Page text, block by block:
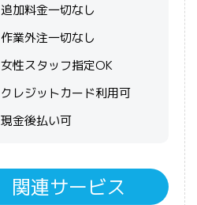
追加料金一切なし
作業外注一切なし
女性スタッフ指定OK
クレジットカード利用可
現金後払い可
関連サービス